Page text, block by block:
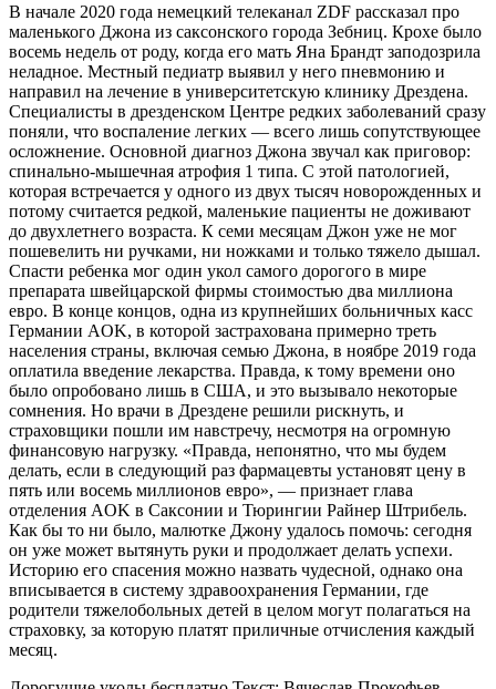
В начале 2020 года немецкий телеканал ZDF рассказал про
маленького Джона из саксонского города Зебниц. Крохе было
восемь недель от роду, когда его мать Яна Брандт заподозрила
неладное. Местный педиатр выявил у него пневмонию и
направил на лечение в университетскую клинику Дрездена.
Специалисты в дрезденском Центре редких заболеваний сразу
поняли, что воспаление легких — всего лишь сопутствующее
осложнение. Основной диагноз Джона звучал как приговор:
спинально-мышечная атрофия 1 типа. С этой патологией,
которая встречается у одного из двух тысяч новорожденных и
потому считается редкой, маленькие пациенты не доживают
до двухлетнего возраста. К семи месяцам Джон уже не мог
пошевелить ни ручками, ни ножками и только тяжело дышал.
Спасти ребенка мог один укол самого дорогого в мире
препарата швейцарской фирмы стоимостью два миллиона
евро. В конце концов, одна из крупнейших больничных касс
Германии AOK, в которой застрахована примерно треть
населения страны, включая семью Джона, в ноябре 2019 года
оплатила введение лекарства. Правда, к тому времени оно
было опробовано лишь в США, и это вызывало некоторые
сомнения. Но врачи в Дрездене решили рискнуть, и
страховщики пошли им навстречу, несмотря на огромную
финансовую нагрузку. «Правда, непонятно, что мы будем
делать, если в следующий раз фармацевты установят цену в
пять или восемь миллионов евро», — признает глава
отделения AOK в Саксонии и Тюрингии Райнер Штрибель.
Как бы то ни было, малютке Джону удалось помочь: сегодня
он уже может вытянуть руки и продолжает делать успехи.
Историю его спасения можно назвать чудесной, однако она
вписывается в систему здравоохранения Германии, где
родители тяжелобольных детей в целом могут полагаться на
страховку, за которую платят приличные отчисления каждый
месяц.